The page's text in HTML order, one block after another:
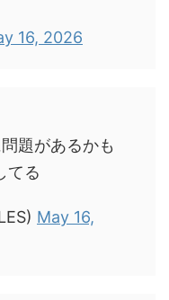
16, 2026
題があるかも
てる
May 16,